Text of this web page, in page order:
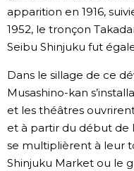
apparition en 1916,
1952, le tronçon
Seibu Shinjuku fut
Dans le sillage de ce
Musashino-kan
et les théâtres
et à partir du début de
se multiplièrent à leur
Shinjuku Market ou le